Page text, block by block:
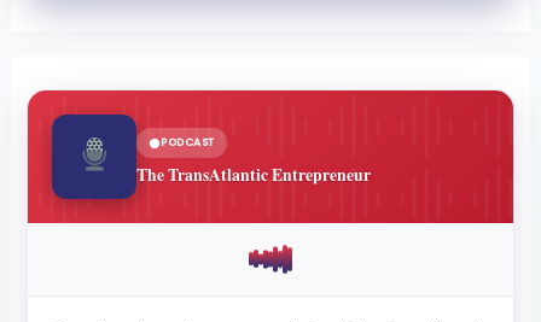
PODCAST
The TransAtlantic Entrepreneur